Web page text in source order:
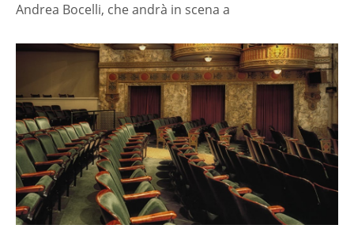
Andrea Bocelli, che andrà in scena a